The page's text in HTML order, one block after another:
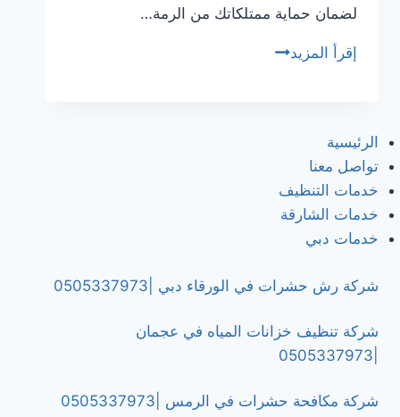
لضمان حماية ممتلكاتك من الرمة…
إقرأ المزيدشركة
الرئيسية
تواصل معنا
خدمات التنظيف
خدمات الشارقة
خدمات دبي
شركة رش حشرات في الورقاء دبي |0505337973
شركة تنظيف خزانات المياه في عجمان
شركة مكافحة حشرات في الرمس |0505337973